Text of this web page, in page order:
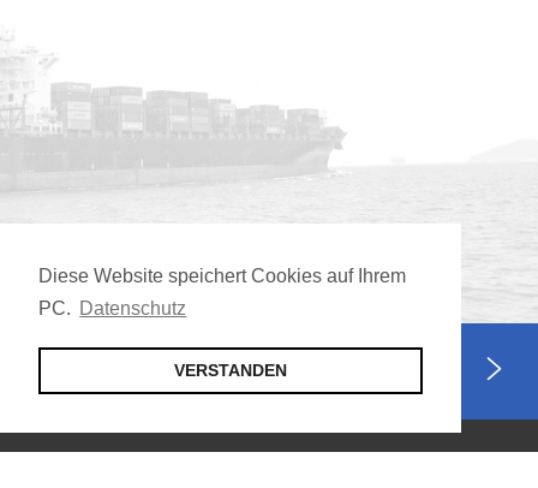
Diese Website speichert Cookies auf Ihrem
PC. Datenschutz
VERSTANDEN
Jetzt Mitglied werden